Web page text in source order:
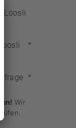
Loosli
*
*
Wir